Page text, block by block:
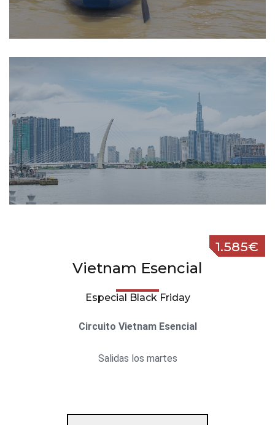
Vietnam Esencial
Especial Black Friday
1.585€
Circuito Vietnam Esencial
Salidas los martes